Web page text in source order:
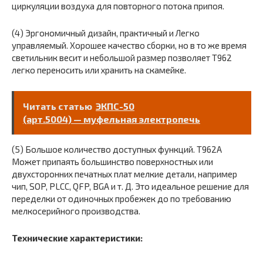
циркуляции воздуха для повторного потока припоя.
(4) Эргономичный дизайн, практичный и Легко
управляемый. Хорошее качество сборки, но в то же время
светильник весит и небольшой размер позволяет T962
легко переносить или хранить на скамейке.
Читать статью ЭКПС-50
(арт.5004) — муфельная электропечь
(5) Большое количество доступных функций. T962A
Может припаять большинство поверхностных или
двухсторонних печатных плат мелкие детали, например
чип, SOP, PLCC, QFP, BGA и т. Д. Это идеальное решение для
переделки от одиночных пробежек до по требованию
мелкосерийного производства.
Технические характеристики: